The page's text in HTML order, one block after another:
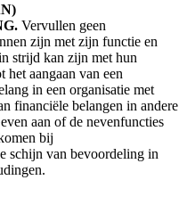
Vervullen geen
zijn met zijn functie en
strijd kan zijn met hun
het aangaan van een
in een organisatie met
financiële belangen in andere
aan of de nevenfuncties
bij
schijn van bevoordeling in